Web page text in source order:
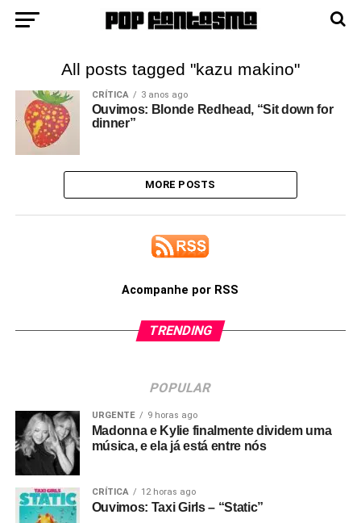
All posts tagged "kazu makino"
CRÍTICA 3 anos ago
Ouvimos: Blonde Redhead, “Sit down for
dinner”
MORE POSTS
Acompanhe por RSS
TRENDING
POPULAR
URGENTE 9 horas ago
Madonna e Kylie finalmente dividem uma
música, e ela já está entre nós
CRÍTICA 12 horas ago
Ouvimos: Taxi Girls – “Static”